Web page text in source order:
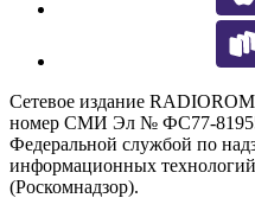
Сетевое издание
номер СМИ Эл № ФС77-81955
Федеральной службой по
информационных
(Роскомнадзор).